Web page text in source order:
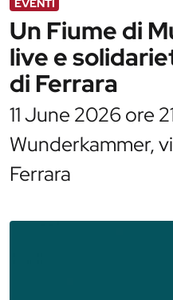
EVENTI
Un Fiume di
live e
di Ferrara
11 June 2026 ore
Wunderkammer,
Ferrara